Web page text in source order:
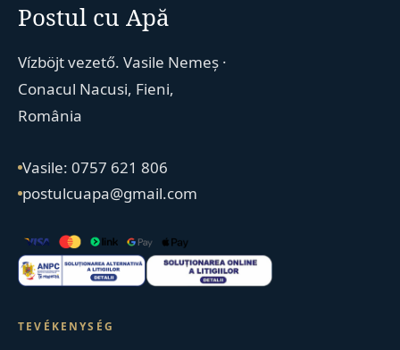
Postul cu Apă
Vízböjt vezető. Vasile Nemeș ·
Conacul Nacusi, Fieni,
România
Vasile: 0757 621 806
postulcuapa@gmail.com
TEVÉKENYSÉG